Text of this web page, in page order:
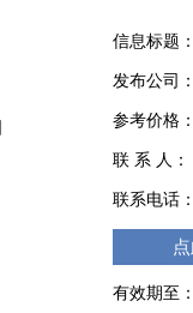
信息标题：
发布公司：
参考价格：
联 系 人：
联系电话：
有效期至：